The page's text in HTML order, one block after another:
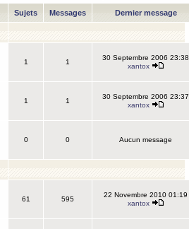
Sujets Messages Dernier message
1 1
30 Septembre 2006 23:38
xantox
1 1
30 Septembre 2006 23:37
xantox
0 0 Aucun message
61 595
22 Novembre 2010 01:19
xantox